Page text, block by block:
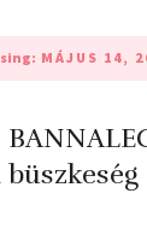
MÁJUS 14,